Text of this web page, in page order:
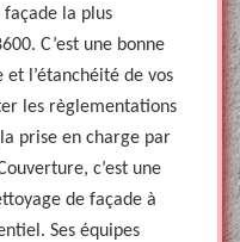
la plus
C’est une bonne
l’étanchéité de vos
les règlementations
prise en charge par
c’est une
de façade à
Ses équipes